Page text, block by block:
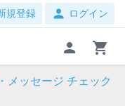
規登録 person ログイン
person shopping_cart
メッセージ チェック